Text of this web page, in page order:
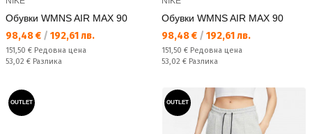
Обувки WMNS AIR MAX 90
Текуща цена:
98,48 € / 192,61 лв.
Редовна цена:
151,50 € Редовна цена
Спестявате:
53,02 € Разлика
Обувки WMNS AIR MAX 90
Текуща цена:
98,48 € / 192,61 лв.
Редовна цена:
151,50 € Редовна цена
Спестявате:
53,02 € Разлика
OUTLET OUTLET